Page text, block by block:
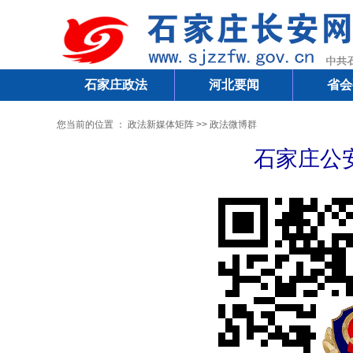
石家庄政法 河北要闻 省
您当前的位置 ： 政法新媒体矩阵 >> 政法微博群
石家庄公